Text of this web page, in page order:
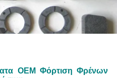
OEM Φόρτιση Φρένων